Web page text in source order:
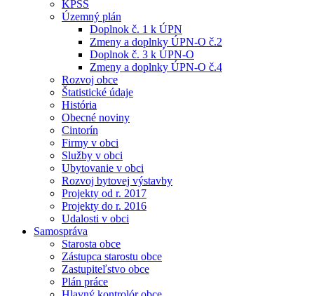
KPSS
Územný plán
Doplnok č. 1 k ÚPN
Zmeny a doplnky ÚPN-O č.2
Doplnok č. 3 k ÚPN-O
Zmeny a doplnky ÚPN-O č.4
Rozvoj obce
Štatistické údaje
História
Obecné noviny
Cintorín
Firmy v obci
Služby v obci
Ubytovanie v obci
Rozvoj bytovej výstavby
Projekty od r. 2017
Projekty do r. 2016
Udalosti v obci
Samospráva
Starosta obce
Zástupca starostu obce
Zastupiteľstvo obce
Plán práce